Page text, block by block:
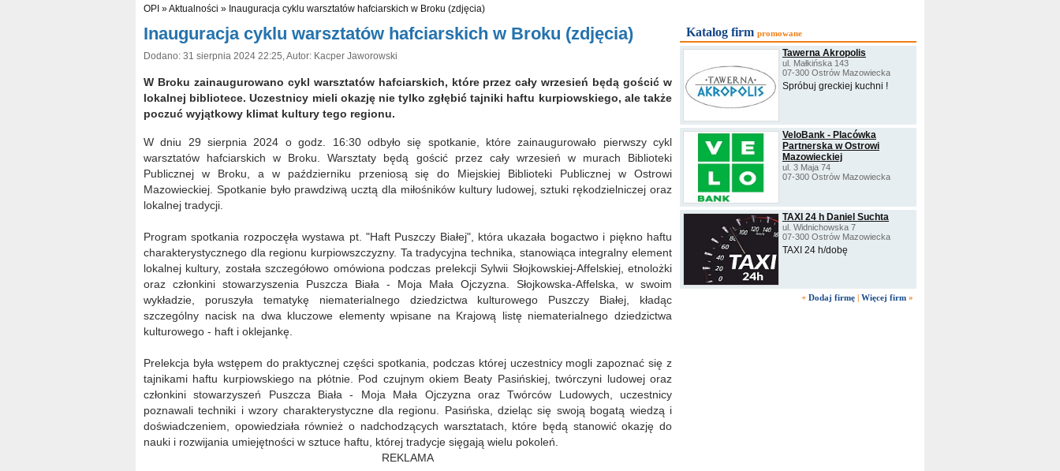
OPI »Aktualności » Inauguracja cyklu warsztatów hafciarskich w Broku (zdjęcia)
Inauguracja cyklu warsztatów hafciarskich w Broku (zdjęcia)
Dodano: 31 sierpnia 2024 22:25, Autor: Kacper Jaworowski
W Broku zainaugurowano cykl warsztatów hafciarskich, które przez cały wrzesień będą gościć w
lokalnej bibliotece. Uczestnicy mieli okazję nie tylko zgłębić tajniki haftu kurpiowskiego, ale także
poczuć wyjątkowy klimat kultury tego regionu.
W dniu 29 sierpnia 2024 o godz. 16:30 odbyło się spotkanie, które zainaugurowało pierwszy cykl
warsztatów hafciarskich w Broku. Warsztaty będą gościć przez cały wrzesień w murach Biblioteki
Publicznej w Broku, a w październiku przeniosą się do Miejskiej Biblioteki Publicznej w Ostrowi
Mazowieckiej. Spotkanie było prawdziwą ucztą dla miłośników kultury ludowej, sztuki rękodzielniczej oraz
lokalnej tradycji.
Program spotkania rozpoczęła wystawa pt. "Haft Puszczy Białej", która ukazała bogactwo i piękno haftu
charakterystycznego dla regionu kurpiowszczyzny. Ta tradycyjna technika, stanowiąca integralny element
lokalnej kultury, została szczegółowo omówiona podczas prelekcji Sylwii Słojkowskiej-Affelskiej, etnolożki
oraz członkini stowarzyszenia Puszcza Biała - Moja Mała Ojczyzna. Słojkowska-Affelska, w swoim
wykładzie, poruszyła tematykę niematerialnego dziedzictwa kulturowego Puszczy Białej, kładąc
szczególny nacisk na dwa kluczowe elementy wpisane na Krajową listę niematerialnego dziedzictwa
kulturowego - haft i oklejankę.
Prelekcja była wstępem do praktycznej części spotkania, podczas której uczestnicy mogli zapoznać się z
tajnikami haftu kurpiowskiego na płótnie. Pod czujnym okiem Beaty Pasińskiej, twórczyni ludowej oraz
członkini stowarzyszeń Puszcza Biała - Moja Mała Ojczyzna oraz Twórców Ludowych, uczestnicy
poznawali techniki i wzory charakterystyczne dla regionu. Pasińska, dzieląc się swoją bogatą wiedzą i
doświadczeniem, opowiedziała również o nadchodzących warsztatach, które będą stanowić okazję do
nauki i rozwijania umiejętności w sztuce haftu, której tradycje sięgają wielu pokoleń.
REKLAMA
Katalog firm promowane
Tawerna Akropolis
ul. Małkińska 143
07-300 Ostrów Mazowiecka
Spróbuj greckiej kuchni !
VeloBank - Placówka
Partnerska w Ostrowi
Mazowieckiej
ul. 3 Maja 74
07-300 Ostrów Mazowiecka
TAXI 24 h Daniel Suchta
ul. Widnichowska 7
07-300 Ostrów Mazowiecka
TAXI 24 h/dobę
+ Dodaj firmę | Więcej firm »